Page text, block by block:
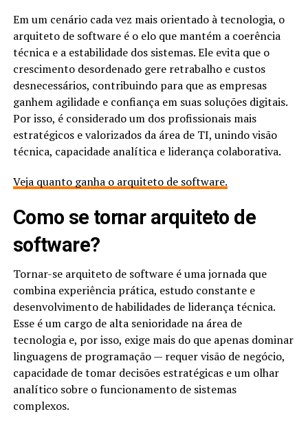
Em um cenário cada vez mais orientado à tecnologia, o
arquiteto de software é o elo que mantém a coerência
técnica e a estabilidade dos sistemas. Ele evita que o
crescimento desordenado gere retrabalho e custos
desnecessários, contribuindo para que as empresas
ganhem agilidade e confiança em suas soluções digitais.
Por isso, é considerado um dos profissionais mais
estratégicos e valorizados da área de TI, unindo visão
técnica, capacidade analítica e liderança colaborativa.
Veja quanto ganha o arquiteto de software.
Como se tornar arquiteto de
software​?
Tornar-se arquiteto de software é uma jornada que
combina experiência prática, estudo constante e
desenvolvimento de habilidades de liderança técnica.
Esse é um cargo de alta senioridade na área de
tecnologia e, por isso, exige mais do que apenas dominar
linguagens de programação — requer visão de negócio,
capacidade de tomar decisões estratégicas e um olhar
analítico sobre o funcionamento de sistemas
complexos.